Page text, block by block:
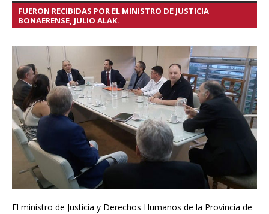
FUERON RECIBIDAS POR EL MINISTRO DE JUSTICIA
BONAERENSE, JULIO ALAK.
El ministro de Justicia y Derechos Humanos de la Provincia de